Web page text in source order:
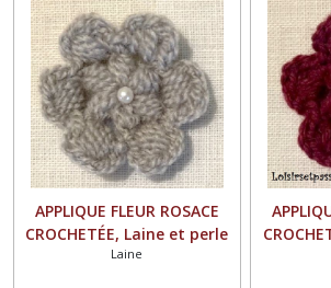
APPLIQUE FLEUR ROSACE
CROCHETÉE, Laine et perle
nacrée / GRIS PERLE ** 4,5 /
Laine
nacrée /